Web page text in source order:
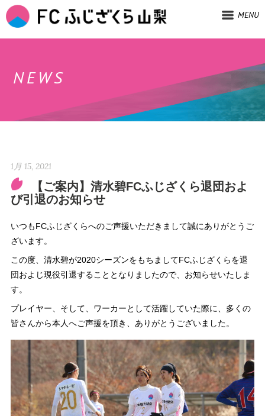
MENU
NEWS
1月 15, 2021
【ご案内】清水碧FCふじざくら退団およ
び引退のお知らせ
いつもFCふじざくらへのご声援いただきまして誠にありがとうご
ざいます。
この度、清水碧が2020シーズンをもちましてFCふじざくらを退
団およじ現役引退することとなりましたので、お知らせいたしま
す。
プレイヤー、そして、ワーカーとして活躍していた際に、多くの
皆さんから本人へご声援を頂き、ありがとうございました。